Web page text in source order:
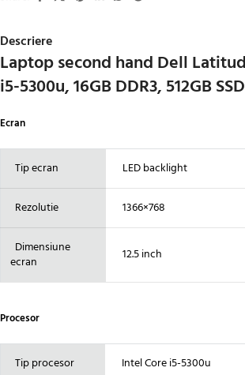
Descriere
Laptop second hand Dell
i5-5300u, 16GB DDR3, 512GB SSD
Ecran
Tip ecran LED backlight
Rezolutie 1366×768
Dimensiune
ecran
12.5 inch
Procesor
Tip procesor Intel Core i5-5300u